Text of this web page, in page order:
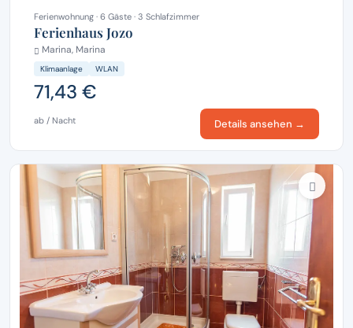
Ferienwohnung · 6 Gäste · 3 Schlafzimmer
Ferienhaus Jozo
Marina, Marina
Klimaanlage WLAN
71,43 €
ab / Nacht Details ansehen →